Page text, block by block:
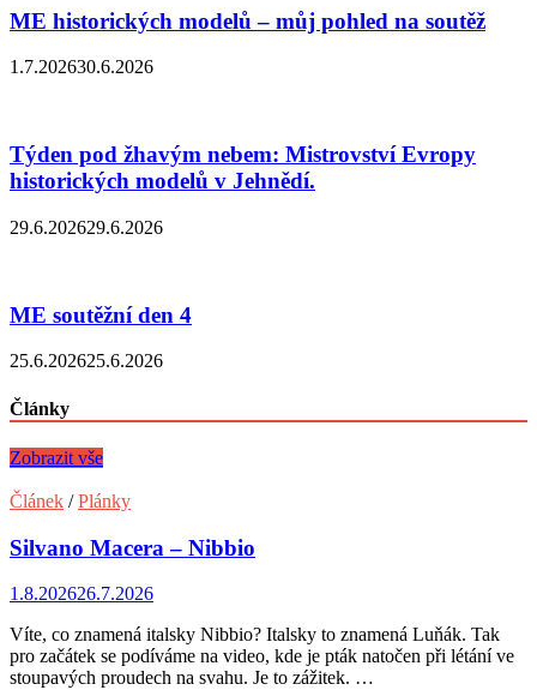
ME historických modelů – můj pohled na soutěž
1.7.202630.6.2026
Týden pod žhavým nebem: Mistrovství Evropy
historických modelů v Jehnědí.
29.6.202629.6.2026
ME soutěžní den 4
25.6.202625.6.2026
Články
Zobrazit vše
Článek /Plánky
Silvano Macera – Nibbio
1.8.202626.7.2026
Víte, co znamená italsky Nibbio? Italsky to znamená Luňák. Tak
pro začátek se podíváme na video, kde je pták natočen při létání ve
stoupavých proudech na svahu. Je to zážitek. …